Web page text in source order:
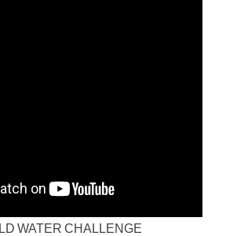
WATER CHALLENGE